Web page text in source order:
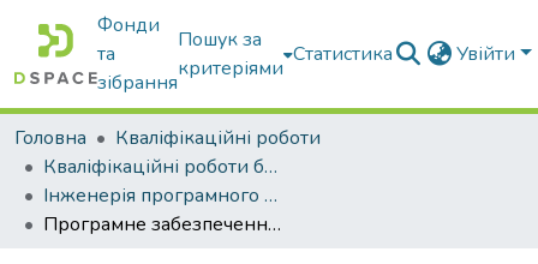
Фонди
та
зібрання
Пошук за
критеріями
Статистика Увійти
Головна
Кваліфікаційні роботи
Кваліфікаційні роботи бакалаврів
Інженерія програмного забезпечення
Програмне забезпечення інформаційної системи страхування